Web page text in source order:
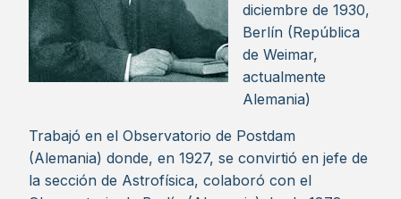
diciembre de 1930,
Berlín (República
de Weimar,
actualmente
Alemania)
Trabajó en el Observatorio de Postdam
(Alemania) donde, en 1927, se convirtió en jefe de
la sección de Astrofísica, colaboró con el